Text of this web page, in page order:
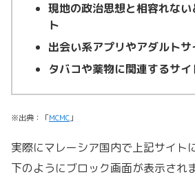
現地の政治思想と相容れな
ト
出会い系アプリやアダルトサ
タバコや薬物に関連するサイ
※出典：「MCMC」
実際にマレーシア国内で上記サイト
下のようにブロック画面が表示され